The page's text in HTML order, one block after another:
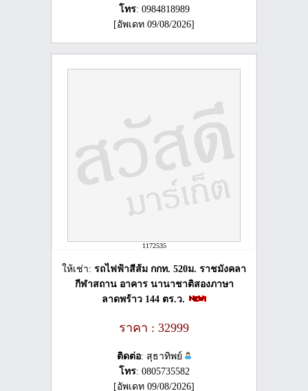
โทร: 0984818989
[อัพเดท 09/08/2026]
1172535
ให้เช่า: รถไฟฟ้าสีส้ม กกท. 520ม. ราชมังคลา
กีฬาสถาน อาคาร นานาชาติสองภาษา
ลาดพร้าว 144 ตร.ว.
ราคา : 32999
ติดต่อ: สุธาทิพย์
โทร: 0805735582
[อัพเดท 09/08/2026]